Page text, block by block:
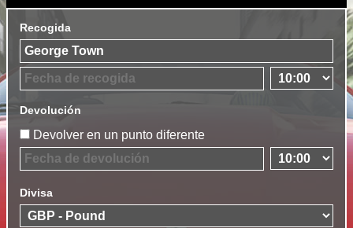
Recogida
Devolución
Devolver en un punto diferente
Divisa